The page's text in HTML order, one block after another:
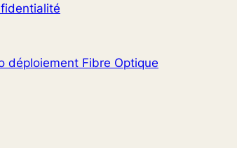
déploiement Fibre Optique